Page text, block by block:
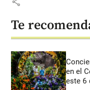
Te
en el
este 6